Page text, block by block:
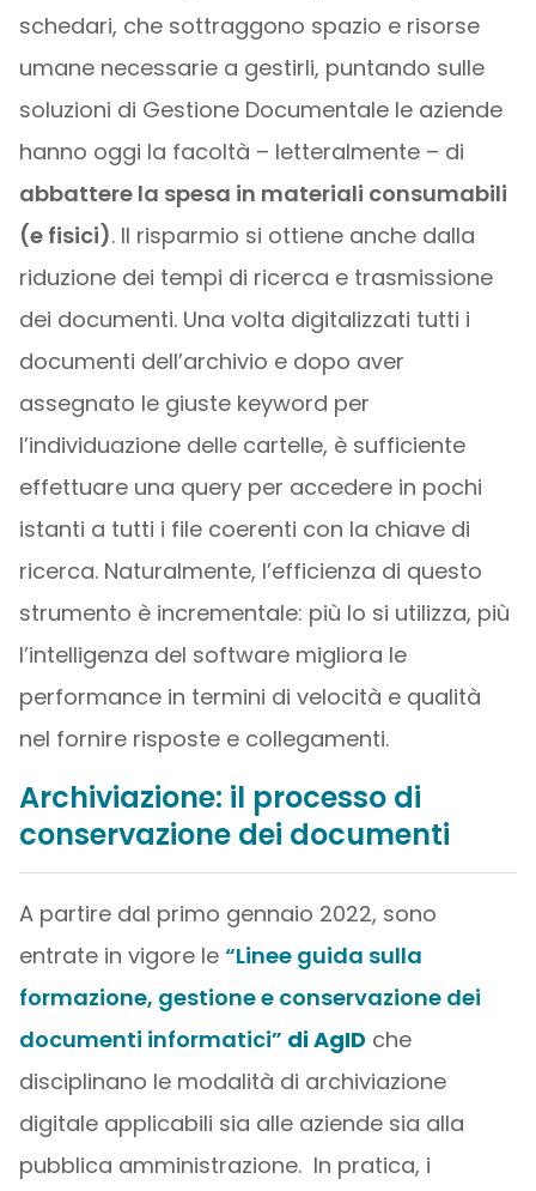
schedari, che sottraggono spazio e risorse
umane necessarie a gestirli, puntando sulle
soluzioni di Gestione Documentale le aziende
hanno oggi la facoltà – letteralmente – di
abbattere la spesa in materiali consumabili
(e fisici). Il risparmio si ottiene anche dalla
riduzione dei tempi di ricerca e trasmissione
dei documenti. Una volta digitalizzati tutti i
documenti dell’archivio e dopo aver
assegnato le giuste keyword per
l’individuazione delle cartelle, è sufficiente
effettuare una query per accedere in pochi
istanti a tutti i file coerenti con la chiave di
ricerca. Naturalmente, l’efficienza di questo
strumento è incrementale: più lo si utilizza, più
l’intelligenza del software migliora le
performance in termini di velocità e qualità
nel fornire risposte e collegamenti.
Archiviazione: il processo di
conservazione dei documenti
A partire dal primo gennaio 2022, sono
entrate in vigore le “Linee guida sulla
formazione, gestione e conservazione dei
documenti informatici” di AgID che
disciplinano le modalità di archiviazione
digitale applicabili sia alle aziende sia alla
pubblica amministrazione. In pratica, i